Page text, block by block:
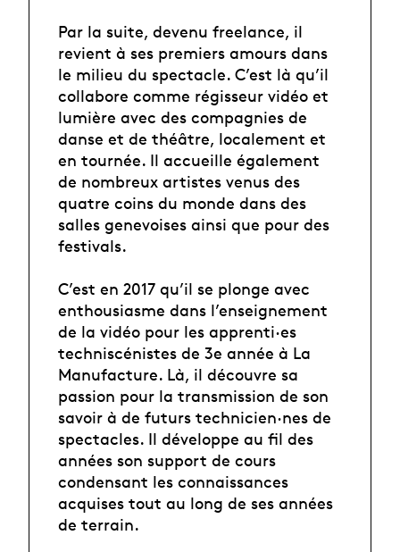
Par la suite, devenu freelance, il
revient à ses premiers amours dans
le milieu du spectacle. C’est là qu’il
collabore comme régisseur vidéo et
lumière avec des compagnies de
danse et de théâtre, localement et
en tournée. Il accueille également
de nombreux artistes venus des
quatre coins du monde dans des
salles genevoises ainsi que pour des
festivals.
C’est en 2017 qu’il se plonge avec
enthousiasme dans l’enseignement
de la vidéo pour les apprenti·es
techniscénistes de 3e année à La
Manufacture. Là, il découvre sa
passion pour la transmission de son
savoir à de futurs technicien·nes de
spectacles. Il développe au fil des
années son support de cours
condensant les connaissances
acquises tout au long de ses années
de terrain.